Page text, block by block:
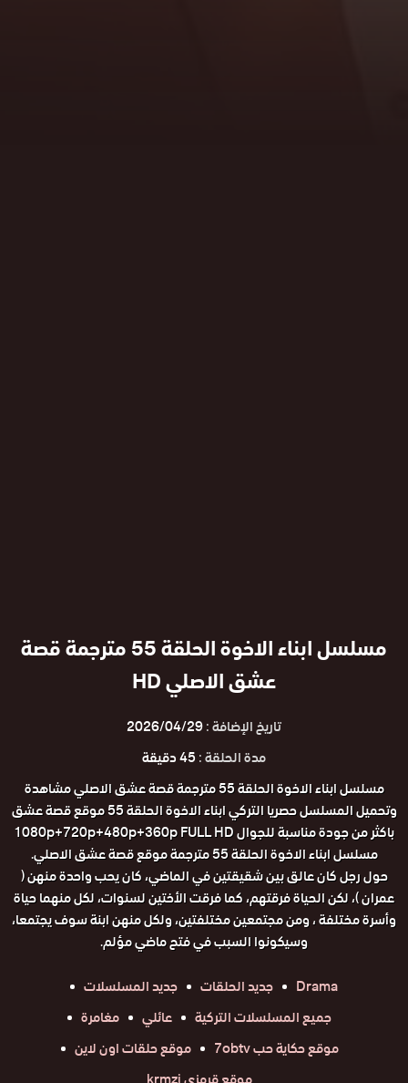
مسلسل ابناء الاخوة الحلقة 55 مترجمة قصة
عشق الاصلي HD
تاريخ الإضافة :2026/04/29
مدة الحلقة :45 دقيقة
مسلسل ابناء الاخوة الحلقة 55 مترجمة قصة عشق الاصلي مشاهدة
وتحميل المسلسل حصريا التركي ابناء الاخوة الحلقة 55 موقع قصة عشق
باكثر من جودة مناسبة للجوال 1080p+720p+480p+360p FULL HD
مسلسل ابناء الاخوة الحلقة 55 مترجمة موقع قصة عشق الاصلي.
حول رجل كان عالق بين شقيقتين في الماضي، كان يحب واحدة منهن (
عمران )، لكن الحياة فرقتهم، كما فرقت الأختين لسنوات، لكل منهما حياة
وأسرة مختلفة ، ومن مجتمعين مختلفتين، ولكل منهن ابنة سوف يجتمعا،
وسيكونوا السبب في فتح ماضي مؤلم.
Drama
جديد الحلقات
جديد المسلسلات
جميع المسلسلات التركية
عائلي
مغامرة
موقع حكاية حب 7obtv
موقع حلقات اون لاين